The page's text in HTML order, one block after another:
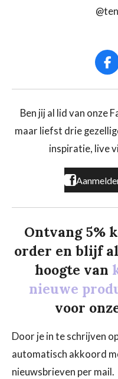
F
a
c
b
o
k
Ben jij al lid van onze
maar liefst drie
inspiratie, live
Ontvang 5%
order en blijf
hoogte van
nieuwe
voor
Door je in te schrijven
automatisch akkoord
nieuwsbrieven per mail.